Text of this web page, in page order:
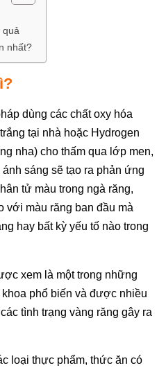
quả
nhất?
dùng các chất oxy hóa
tại nhà hoặc Hydrogen
nha) cho thấm qua lớp men,
sáng sẽ tạo ra phản ứng
tử màu trong ngà răng,
với màu răng ban đầu mà
hay bất kỳ yếu tố nào trong
xem là một trong những
phổ biến và được nhiều
tình trạng vàng răng gây ra
loại thực phẩm, thức ăn có